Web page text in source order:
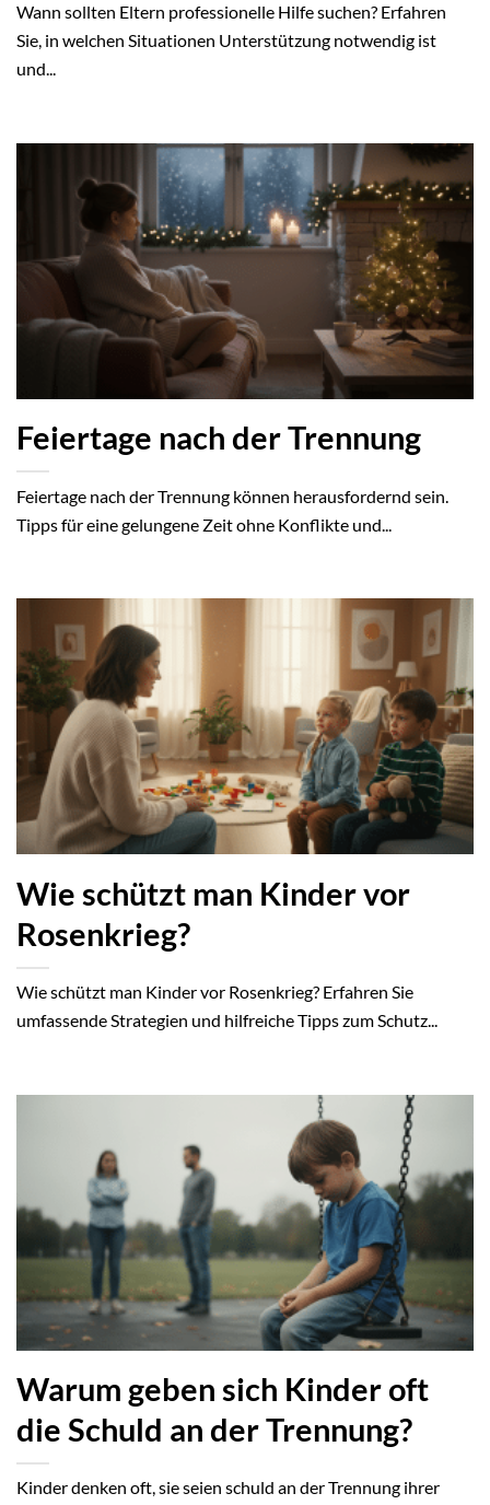
Wann sollten Eltern professionelle Hilfe suchen? Erfahren
Sie, in welchen Situationen Unterstützung notwendig ist
und...
Feiertage nach der Trennung
Feiertage nach der Trennung können herausfordernd sein.
Tipps für eine gelungene Zeit ohne Konflikte und...
Wie schützt man Kinder vor
Rosenkrieg?
Wie schützt man Kinder vor Rosenkrieg? Erfahren Sie
umfassende Strategien und hilfreiche Tipps zum Schutz...
Warum geben sich Kinder oft
die Schuld an der Trennung?
Kinder denken oft, sie seien schuld an der Trennung ihrer